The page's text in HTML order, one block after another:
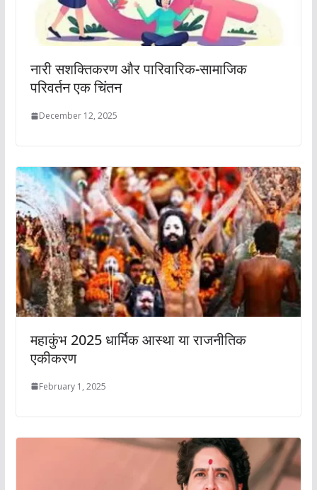
नारी सशक्तिकरण और पारिवारिक-सामाजिक
परिवर्तन एक चिंतन
December 12, 2025
महाकुंभ 2025 धार्मिक आस्था या राजनीतिक
एकीकरण
February 1, 2025